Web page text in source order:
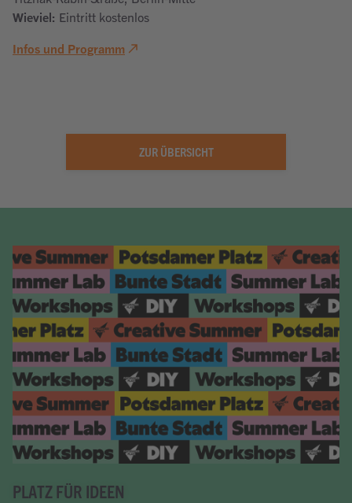
Wieviel: Eintritt kostenlos
Infos und Programm
ZUR ÜBERSICHT
PLATZ FÜR IDEEN